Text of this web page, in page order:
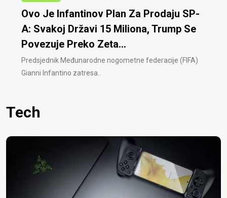
Ovo Je Infantinov Plan Za Prodaju SP-
A: Svakoj Državi 15 Miliona, Trump Se
Povezuje Preko Zeta...
Predsjednik Međunarodne nogometne federacije (FIFA)
Gianni Infantino zatresa..
Tech